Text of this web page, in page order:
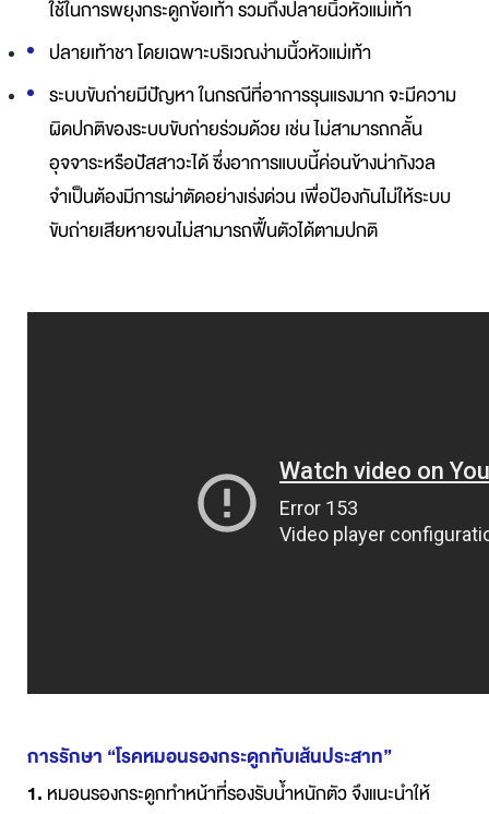
ใช้ในการพยุงกระดูกข้อเท้า รวมถึงปลายนิ้วหัวแม่เท้า
ปลายเท้าชา โดยเฉพาะบริเวณง่ามนิ้วหัวแม่เท้า
ระบบขับถ่ายมีปัญหา ในกรณีที่อาการรุนแรงมาก จะมีความ
ผิดปกติของระบบขับถ่ายร่วมด้วย เช่น ไม่สามารถกลั้น
อุจจาระหรือปัสสาวะได้ ซึ่งอาการแบบนี้ค่อนข้างน่ากังวล
จำเป็นต้องมีการผ่าตัดอย่างเร่งด่วน เพื่อป้องกันไม่ให้ระบบ
ขับถ่ายเสียหายจนไม่สามารถฟื้นตัวได้ตามปกติ
การรักษา “โรคหมอนรองกระดูกทับเส้นประสาท”
1. หมอนรองกระดูกทำหน้าที่รองรับน้ำหนักตัว จึงแนะนำให้